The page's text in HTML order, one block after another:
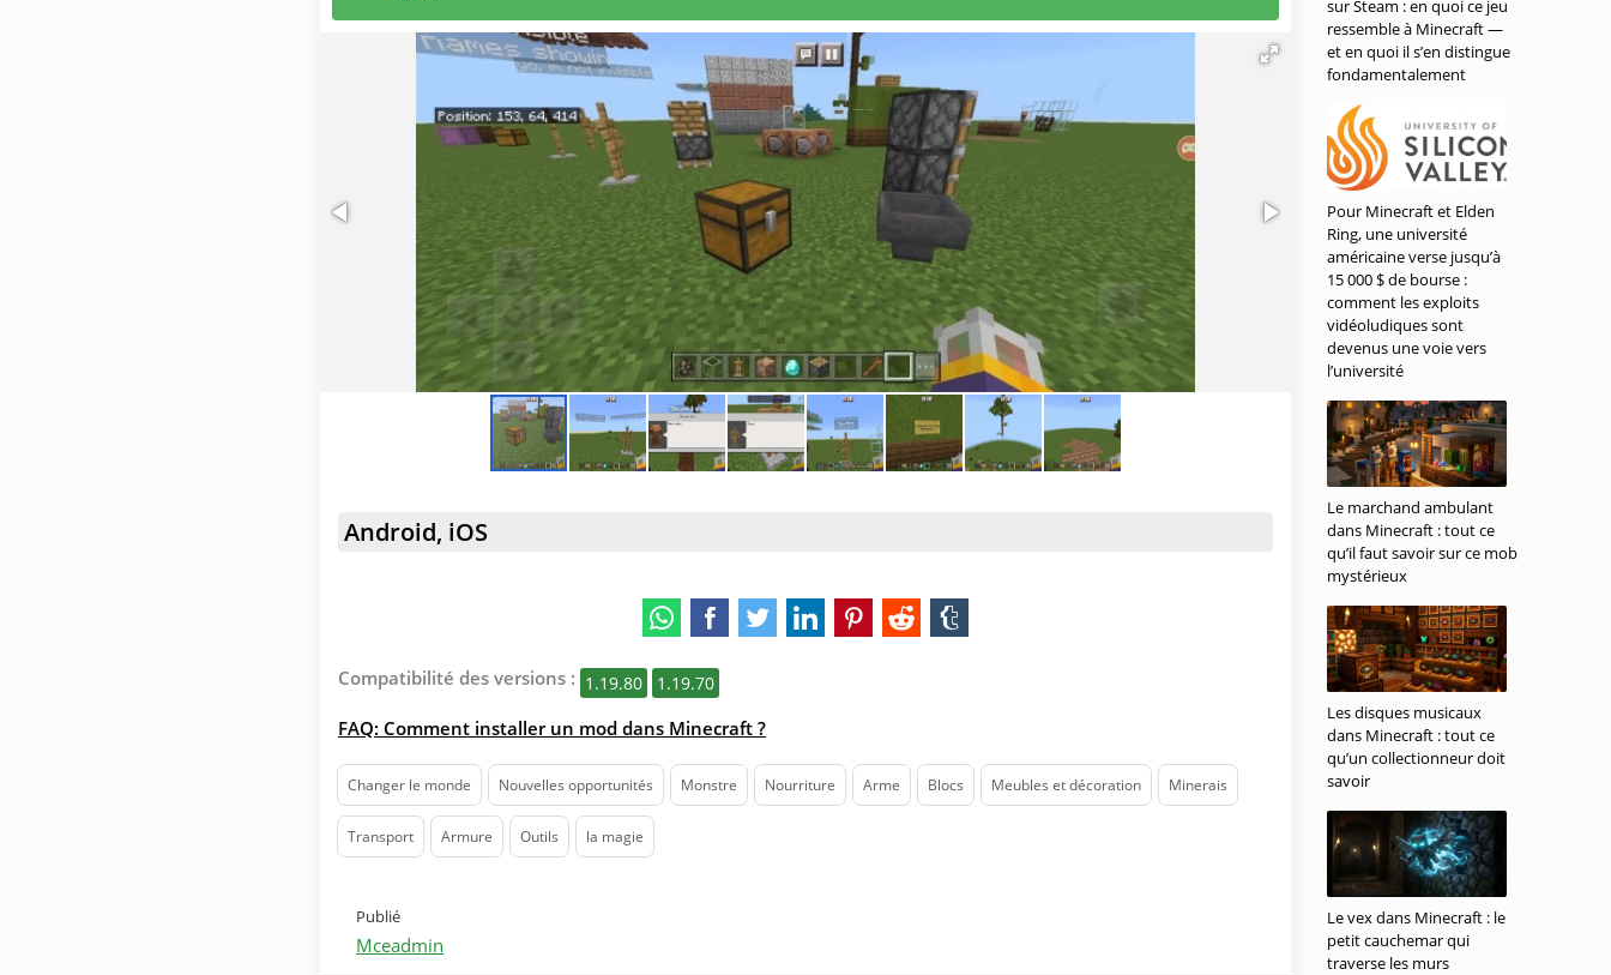
Android, iOS
Compatibilité des versions : 1.19.80 1.19.70
FAQ: Comment installer un mod dans Minecraft ?
Changer le monde Nouvelles opportunités Monstre Nourriture Arme Blocs Meubles et décoration Minerais
Transport Armure Outils la magie
Publié
Mceadmin
sur Steam : en quoi ce jeu
ressemble à Minecraft —
et en quoi il s’en distingue
fondamentalement
Pour Minecraft et Elden
Ring, une université
américaine verse jusqu’à
15 000 $ de bourse :
comment les exploits
vidéoludiques sont
devenus une voie vers
l’université
Le marchand ambulant
dans Minecraft : tout ce
qu’il faut savoir sur ce mob
mystérieux
Les disques musicaux
dans Minecraft : tout ce
qu’un collectionneur doit
savoir
Le vex dans Minecraft : le
petit cauchemar qui
traverse les murs